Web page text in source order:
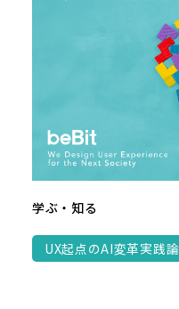
学ぶ・知る
UX起点のAI変革実践論